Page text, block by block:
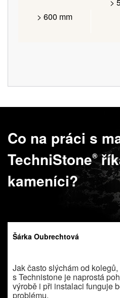
> 600 mm
Co na práci s
TechniStone®
kameníci?
Šárka Oubrechtová
Jak často slýchám od
s Technistone je naprostá
výrobě i při instalaci funguje
problému.